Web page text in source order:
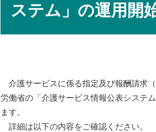
ステム」の運用開
介護サービスに係る指定及び報酬請求
労働省の「介護サービス情報公表システ
ます。
詳細は以下の内容をご確認ください。